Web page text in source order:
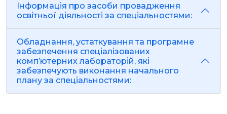
Інформація про засоби провадження
освітньої діяльності за спеціальностями:
Обладнання, устаткування та програмне
забезпечення спеціалізованих
комп’ютерних лабораторій, які
забезпечують виконання начального
плану за спеціальностями: